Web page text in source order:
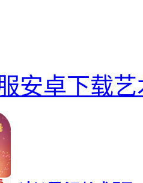
红色警戒2心